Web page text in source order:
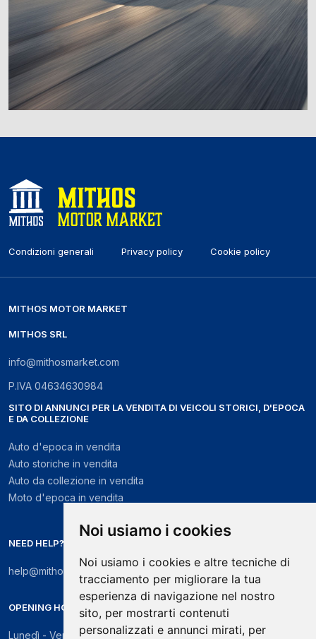
Noi usiamo i cookies
Noi usiamo i cookies e altre tecniche di
tracciamento per migliorare la tua
esperienza di navigazione nel nostro
sito, per mostrarti contenuti
personalizzati e annunci mirati, per
Condizioni generali Privacy policy Cookie policy
MITHOS MOTOR MARKET
MITHOS SRL
info@mithosmarket.com
P.IVA 04634630984
SITO DI ANNUNCI PER LA VENDITA DI VEICOLI STORICI, D'EPOCA
E DA COLLEZIONE
Auto d'epoca in vendita
Auto storiche in vendita
Auto da collezione in vendita
Moto d'epoca in vendita
NEED HELP?
help@mithosmarket.com
OPENING HOURS
Lunedì - Venerdì: 09:00 - 17:30